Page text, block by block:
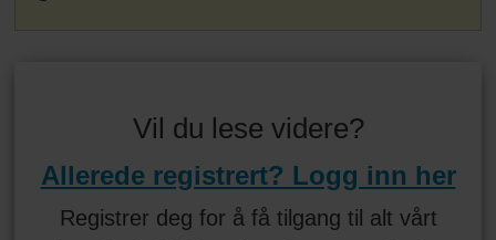
Vil du lese videre?
Allerede registrert? Logg inn her
Registrer deg for å få tilgang til alt vårt